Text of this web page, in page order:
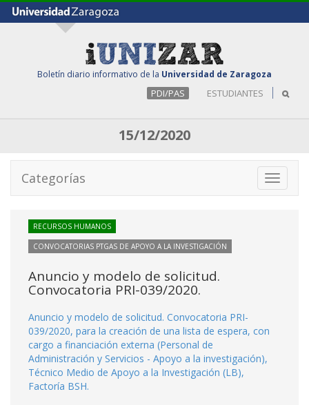
Boletín diario informativo de la Universidad de Zaragoza
PDI/PAS ESTUDIANTES
15/12/2020
Toggle
Categorías
RECURSOS HUMANOS
CONVOCATORIAS PTGAS DE APOYO A LA INVESTIGACIÓN
Anuncio y modelo de solicitud.
Convocatoria PRI-039/2020.
Anuncio y modelo de solicitud. Convocatoria PRI-
039/2020, para la creación de una lista de espera, con
cargo a financiación externa (Personal de
Administración y Servicios - Apoyo a la investigación),
Técnico Medio de Apoyo a la Investigación (LB),
Factoría BSH.